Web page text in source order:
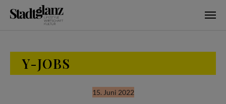
Y-JOBS
15. Juni 2022